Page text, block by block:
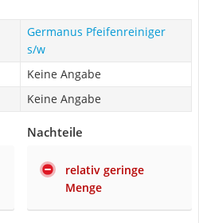
Germanus Pfeifenreiniger
s/w
Keine Angabe
Keine Angabe
Nachteile
relativ geringe
Menge